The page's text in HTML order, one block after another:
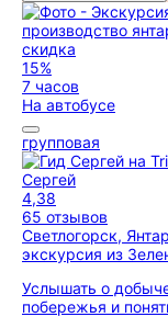
скидка
15%
7 часов
На автобусе
групповая
Сергей
4,38
65 отзывов
Светлогорск,
экскурсия из
Услышать о
побережья и